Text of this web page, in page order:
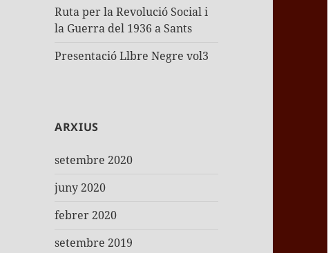
Ruta per la Revolució Social i
la Guerra del 1936 a Sants
Presentació Llbre Negre vol3
ARXIUS
setembre 2020
juny 2020
febrer 2020
setembre 2019